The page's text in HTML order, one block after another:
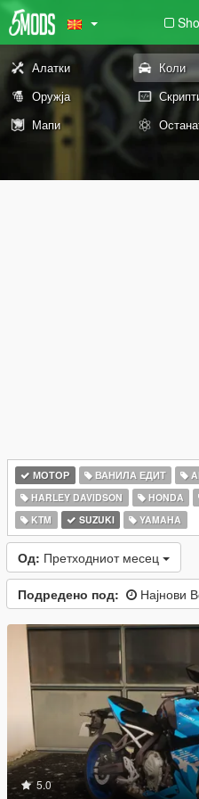
Алатки Коли
Оружја
Мапи
МОТОР ВАНИЛА ЕДИТ
HARLEY DAVIDSON
HONDA
KTM
SUZUKI YAMAHA
Од: Претходниот месец
Подредено под: Најнови
5.0